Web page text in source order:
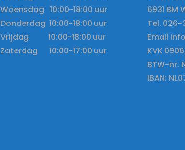
Woensdag 10:00-18:00 uur
Donderdag 10:00-18:00 uur
Vrijdag 10:00-18:00 uur
Zaterdag 10:00-17:00 uur
6931 BM
Tel. 026-
Email
KVK
BTW-nr.
IBAN: